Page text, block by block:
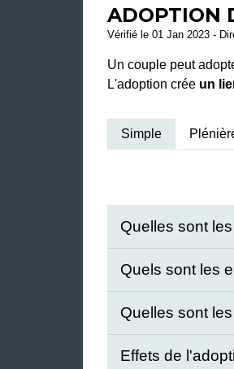
ADOPTION
Vérifié le 01 Jan 2023 -
Un couple peut
L'adoption crée un
Simple
Quelles sont
Quels sont les
Quelles sont
Effets de